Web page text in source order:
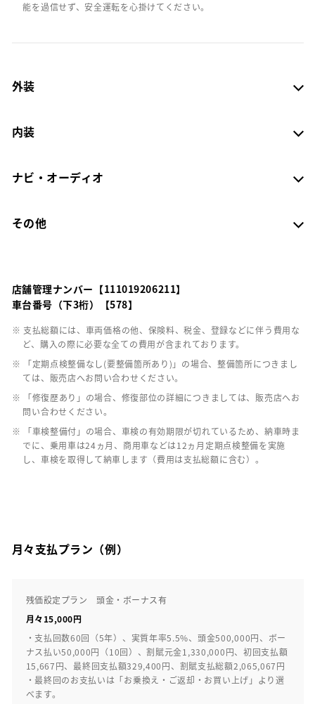
能を過信せず、安全運転を心掛けてください。
外装
内装
ナビ・オーディオ
その他
店舗管理ナンバー【111019206211】
車台番号（下3桁）【578】
※ 支払総額には、車両価格の他、保険料、税金、登録などに伴う費用な
ど、購入の際に必要な全ての費用が含まれております。
※ 「定期点検整備なし(要整備箇所あり)」の場合、整備箇所につきまし
ては、販売店へお問い合わせください。
※ 「修復歴あり」の場合、修復部位の詳細につきましては、販売店へお
問い合わせください。
※ 「車検整備付」の場合、車検の有効期限が切れているため、納車時ま
でに、乗用車は24ヵ月、商用車などは12ヵ月定期点検整備を実施
し、車検を取得して納車します（費用は支払総額に含む）。
月々支払プラン（例）
残価設定プラン 頭金・ボーナス有
月々15,000円
・支払回数60回（5年）、実質年率5.5%、頭金500,000円、ボー
ナス払い50,000円（10回）、割賦元金1,330,000円、初回支払額
15,667円、最終回支払額329,400円、割賦支払総額2,065,067円
・最終回のお支払いは「お乗換え・ご返却・お買い上げ」より選
べます。